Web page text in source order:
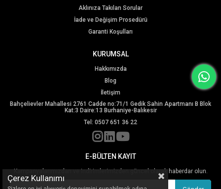
Aklınıza Takılan Sorular
İade ve Değişim Prosedürü
Garanti Koşulları
KURUMSAL
Hakkımızda
Blog
İletişim
Bahçelievler Mahallesi 2761 Cadde no:71/1 Gedik Sahin Apartmanı B Blok
Kat:3 Daire:13 Burhaniye-Balıkesir
Tel: 0507 651 36 22
E-BÜLTEN KAYIT
Kampanyalarımızdan ve indirimlerimizden güncel olarak haberdar olun.
Çerez Kullanımı